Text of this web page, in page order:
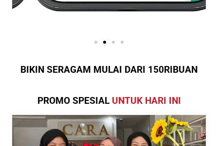
BIKIN SERAGAM MULAI DARI 150RIBUAN
PROMO SPESIAL UNTUK HARI INI